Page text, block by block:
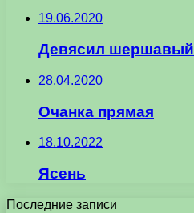
19.06.2020
Девясил шершавый
28.04.2020
Очанка прямая
18.10.2022
Ясень
Последние записи